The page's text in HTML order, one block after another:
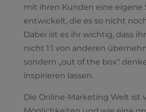
mit ihren Kunden eine eigene
entwickelt, die es so nicht
Dabei ist es ihr wichtig, dass
nicht 1:1 von anderen
sondern „out of the box“
inspirieren lassen.
Die Online-Marketing Welt ist